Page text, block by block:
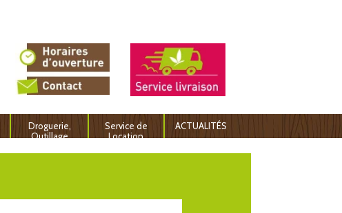
Droguerie,
Outillage
Service de
Location
ACTUALITÉS